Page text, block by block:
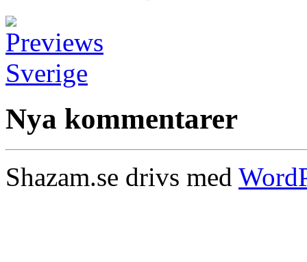
Nya kommentarer
Shazam.se drivs med